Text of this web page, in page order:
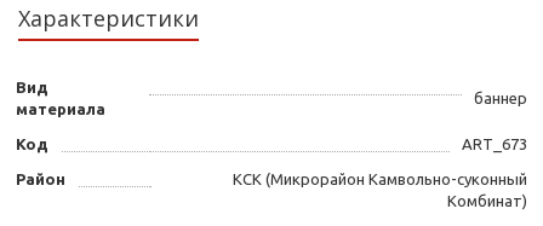
Характеристики
Вид
материала
баннер
Код ART_673
Район
КСК (Микрорайон Камвольно-суконный
Комбинат)